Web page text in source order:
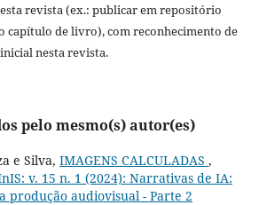
revista (ex.: publicar em repositório
capítulo de livro), com reconhecimento de
nesta revista.
pelo mesmo(s) autor(es)
e Silva, IMAGENS CALCULADAS ,
v. 15 n. 1 (2024): Narrativas de IA:
produção audiovisual - Parte 2